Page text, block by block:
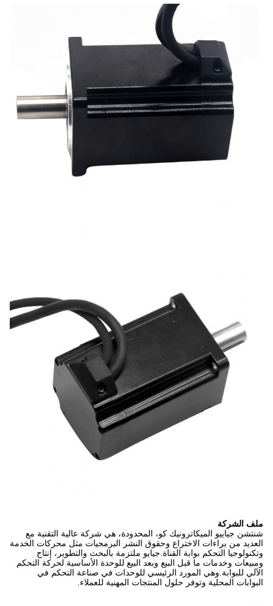
ملف الشركة
شنتشن جياييو الميكاترونيك كو، المحدودة، هي شركة عالية التقنية مع
العديد من براءات الاختراع وحقوق النشر البرمجيات مثل محركات الخدمة
وتكنولوجيا التحكم بوابة القناة.جيايو ملتزمة بالبحث والتطوير، إنتاج
ومبيعات وخدمات ما قبل البيع وبعد البيع للوحدة الأساسية لحركة التحكم
الآلي للبوابة.وهي المورد الرئيسي للوحدات في صناعة التحكم في
البوابات المحلية وتوفر حلول المنتجات المهنية للعملاء.